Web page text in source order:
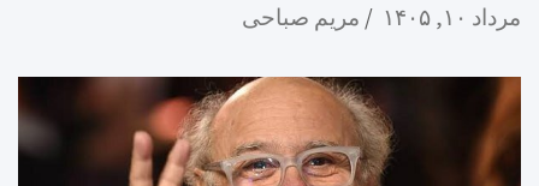
مرداد ۱۰, ۱۴۰۵ مریم صباحی